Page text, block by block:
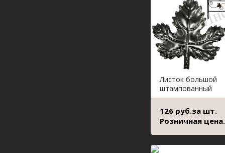
Листок большой
штампованный
126 руб.за шт.
Розничная цена.